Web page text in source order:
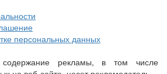
персональных данных
содержание рекламы, в том числе